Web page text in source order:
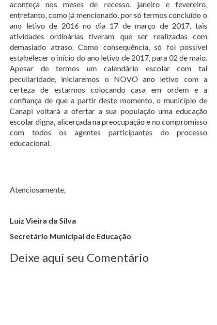
aconteça nos meses de recesso, janeiro e fevereiro,
entretanto, como já mencionado, por só termos concluído o
ano letivo de 2016 no dia 17 de março de 2017, tais
atividades ordinárias tiveram que ser realizadas com
demasiado atraso. Como consequência, só foi possível
estabelecer o início do ano letivo de 2017, para 02 de maio.
Apesar de termos um calendário escolar com tal
peculiaridade, iniciaremos o NOVO ano letivo com a
certeza de estarmos colocando casa em ordem e a
confiança de que a partir deste momento, o município de
Canapi voltará a ofertar a sua população uma educação
escolar digna, alicerçada na preocupação e no compromisso
com todos os agentes participantes do processo
educacional.
Atenciosamente,
Luiz Vieira da Silva
Secretário Municipal de Educação
Deixe aqui seu Comentário